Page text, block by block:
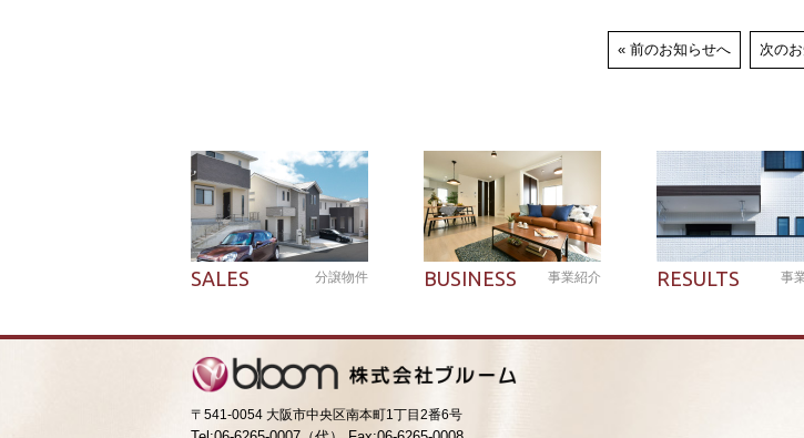
前のお知らせへ 次の
SALES 分譲物件 BUSINESS 事業紹介 RESULTS 事
〒541-0054 大阪市中央区南本町1丁目2番6号